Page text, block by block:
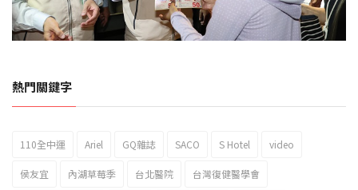
熱門關鍵字
110全中運 Ariel GQ雜誌 SACO S Hotel video
侯友宜 內湖草莓季 台北醫院 台灣復健醫學會